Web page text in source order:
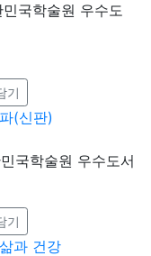
국학술원 우수도
기
(신판)
국학술원 우수도서
기
과 건강